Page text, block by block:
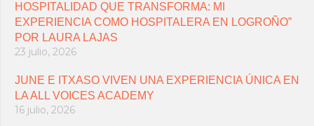
HOSPITALIDAD QUE TRANSFORMA: MI
EXPERIENCIA COMO HOSPITALERA EN LOGROÑO”
POR LAURA LAJAS
23 julio, 2026
JUNE E ITXASO VIVEN UNA EXPERIENCIA ÚNICA EN
LA ALL VOICES ACADEMY
16 julio, 2026